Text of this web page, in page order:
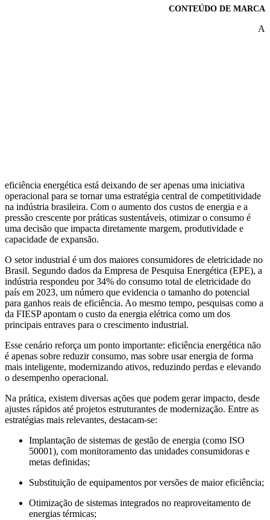
CONTEÚDO DE MARCA
A
eficiência energética está deixando de ser apenas uma iniciativa
operacional para se tornar uma estratégia central de competitividade
na indústria brasileira. Com o aumento dos custos de energia e a
pressão crescente por práticas sustentáveis, otimizar o consumo é
uma decisão que impacta diretamente margem, produtividade e
capacidade de expansão.
O setor industrial é um dos maiores consumidores de eletricidade no
Brasil. Segundo dados da Empresa de Pesquisa Energética (EPE), a
indústria respondeu por 34% do consumo total de eletricidade do
país em 2023, um número que evidencia o tamanho do potencial
para ganhos reais de eficiência. Ao mesmo tempo, pesquisas como a
da FIESP apontam o custo da energia elétrica como um dos
principais entraves para o crescimento industrial.
Esse cenário reforça um ponto importante: eficiência energética não
é apenas sobre reduzir consumo, mas sobre usar energia de forma
mais inteligente, modernizando ativos, reduzindo perdas e elevando
o desempenho operacional.
Na prática, existem diversas ações que podem gerar impacto, desde
ajustes rápidos até projetos estruturantes de modernização. Entre as
estratégias mais relevantes, destacam-se:
Implantação de sistemas de gestão de energia (como ISO
50001), com monitoramento das unidades consumidoras e
metas definidas;
Substituição de equipamentos por versões de maior eficiência;
Otimização de sistemas integrados no reaproveitamento de
energias térmicas;